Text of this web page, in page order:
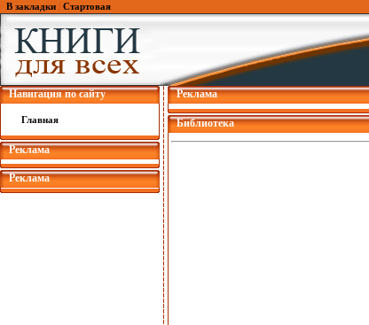
В закладки Стартовая
Навигация по сайту
Главная
Реклама
Реклама
Реклама
Библиотека